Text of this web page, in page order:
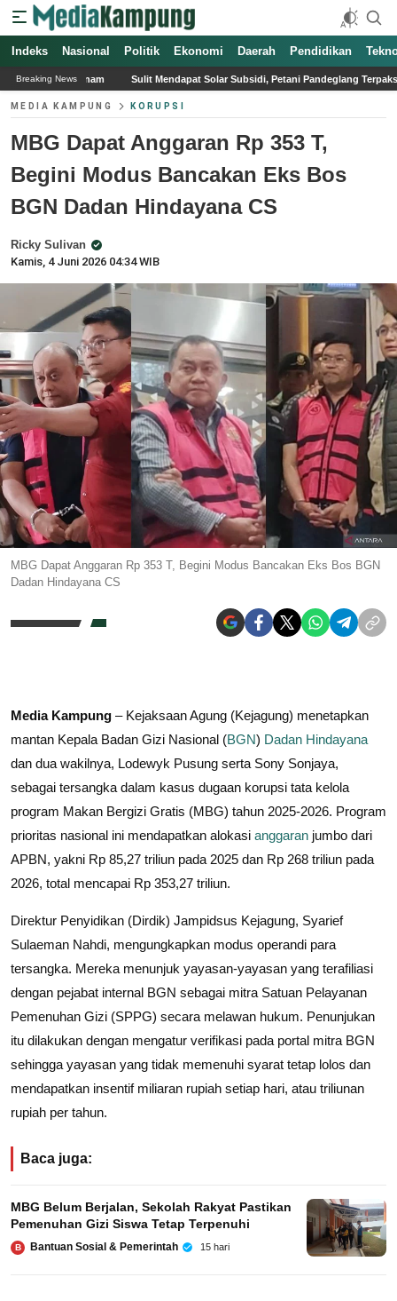
Indeks Nasional Politik Ekonomi Daerah Pendidikan
Breaking News
Sulit Mendapat Solar Subsidi, Petani Pandeglang Terpaksa Beli dari Sopir Diesel
MEDIA KAMPUNG KORUPSI
MBG Dapat Anggaran Rp 353 T,
Begini Modus Bancakan Eks Bos
BGN Dadan Hindayana CS
Ricky Sulivan
Kamis, 4 Juni 2026 04:34 WIB
MBG Dapat Anggaran Rp 353 T, Begini Modus Bancakan Eks Bos BGN
Dadan Hindayana CS
Media Kampung – Kejaksaan Agung (Kejagung) menetapkan
mantan Kepala Badan Gizi Nasional (BGN) Dadan Hindayana
dan dua wakilnya, Lodewyk Pusung serta Sony Sonjaya,
sebagai tersangka dalam kasus dugaan korupsi tata kelola
program Makan Bergizi Gratis (MBG) tahun 2025-2026. Program
prioritas nasional ini mendapatkan alokasi anggaran jumbo dari
APBN, yakni Rp 85,27 triliun pada 2025 dan Rp 268 triliun pada
2026, total mencapai Rp 353,27 triliun.
Direktur Penyidikan (Dirdik) Jampidsus Kejagung, Syarief
Sulaeman Nahdi, mengungkapkan modus operandi para
tersangka. Mereka menunjuk yayasan-yayasan yang terafiliasi
dengan pejabat internal BGN sebagai mitra Satuan Pelayanan
Pemenuhan Gizi (SPPG) secara melawan hukum. Penunjukan
itu dilakukan dengan mengatur verifikasi pada portal mitra BGN
sehingga yayasan yang tidak memenuhi syarat tetap lolos dan
mendapatkan insentif miliaran rupiah setiap hari, atau triliunan
rupiah per tahun.
Baca juga:
MBG Belum Berjalan, Sekolah Rakyat Pastikan
Pemenuhan Gizi Siswa Tetap Terpenuhi
B Bantuan Sosial & Pemerintah 15 hari